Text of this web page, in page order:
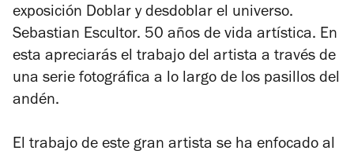
exposición Doblar y desdoblar el universo.
Sebastian Escultor. 50 años de vida artística. En
esta apreciarás el trabajo del artista a través de
una serie fotográfica a lo largo de los pasillos del
andén.
El trabajo de este gran artista se ha enfocado al